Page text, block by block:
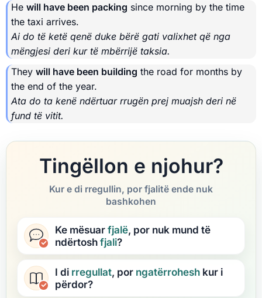
He will have been packing since morning by the time
the taxi arrives.
Ai do të ketë qenë duke bërë gati valixhet që nga
mëngjesi deri kur të mbërrijë taksia.
They will have been building the road for months by
the end of the year.
Ata do ta kenë ndërtuar rrugën prej muajsh deri në
fund të vitit.
Tingëllon e njohur?
Kur e di rregullin, por fjalitë ende nuk
bashkohen
Ke mësuarfjalë, por nuk mund të
ndërtoshfjali?
I di rregullat, por ngatërrohesh kur i
përdor?